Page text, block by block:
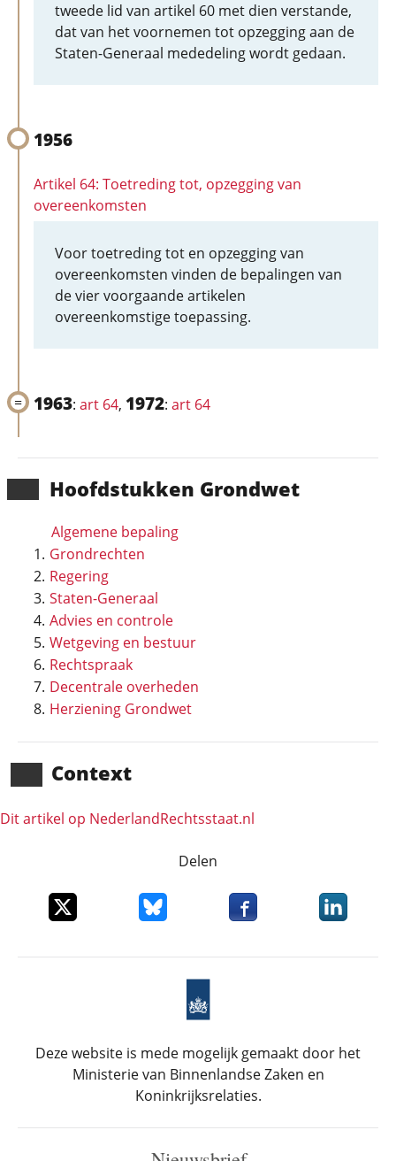
Hoofd­stukken Grondwet
Algemene bepaling
Grondrechten
Regering
Staten-Generaal
Advies en controle
Wetgeving en bestuur
Rechtspraak
Decentrale overheden
Herziening Grondwet
Context
Dit artikel op NederlandRechts­staat.nl
tweede lid van artikel 60 met dien verstande,
dat van het voornemen tot opzegging aan de
Staten-Generaal mededeling wordt gedaan.
1956
Artikel 64: Toetreding tot, opzegging van
overeenkomsten
Voor toetreding tot en opzegging van
overeenkomsten vinden de bepalingen van
de vier voorgaande artikelen
overeenkomstige toepassing.
1963: art 64, 1972: art 64
Delen
Deel dit item op XDeel dit item op Bluesky
Deel dit item opDeel dit
Deze website is mede mogelijk gemaakt door het
Ministerie van Binnenlandse Zaken en
Koninkrijksrelaties.